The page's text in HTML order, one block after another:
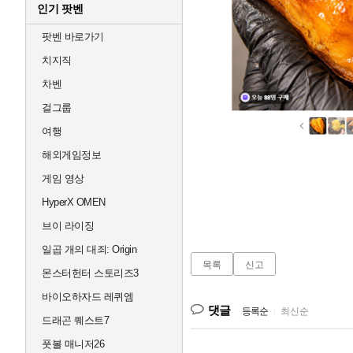
인기 팟벤
팟벤 바로가기
치지직
차벤
걸그룹
여행
해외게임정보
게임 영상
HyperX OMEN
브이 라이징
일곱 개의 대죄: Origin
몬스터헌터 스토리즈3
바이오하자드 레퀴엠
드래곤 퀘스트7
풋볼 매니저26
목록 신고
댓글 등록순 최신순